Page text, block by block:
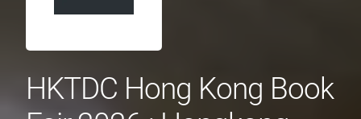
HKTDC Hong Kong Book